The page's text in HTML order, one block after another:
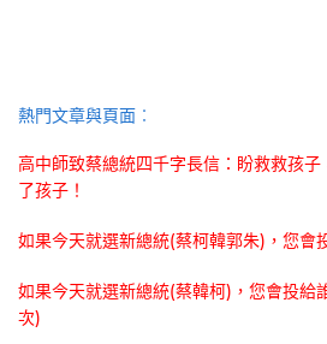
熱門文章與頁面︰
高中師致蔡總統四千字長信：盼救救孩
了孩子！
如果今天就選新總統(蔡柯韓郭朱)，您會
如果今天就選新總統(蔡韓柯)，您會投給
次)